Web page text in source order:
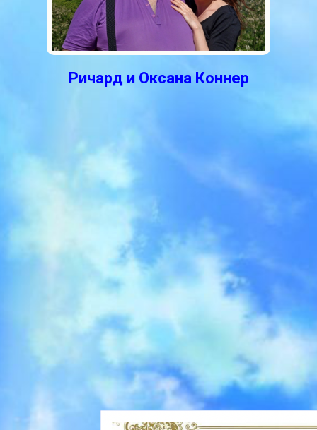
Ричард и Оксана Коннер